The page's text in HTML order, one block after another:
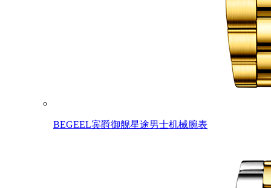
BEGEEL宾爵御舰星途男士机械腕表